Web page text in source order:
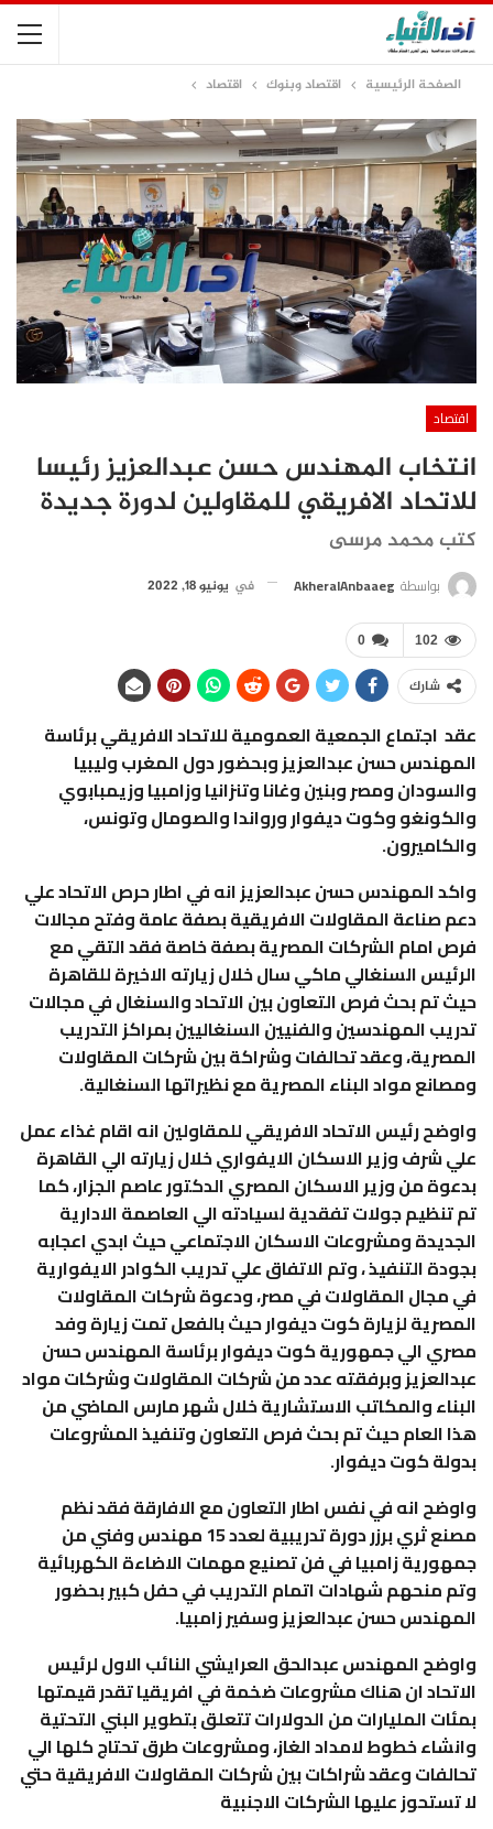
الصفحة الرئيسية اقتصاد وبنوك اقتصاد
اقتصاد
انتخاب المهندس حسن عبدالعزيز رئيسا
للاتحاد الافريقي للمقاولين لدورة جديدة
كتب محمد مرسى
بواسطة AkheralAnbaaeg في يونيو 18, 2022
0 102
شارك
عقد اجتماع الجمعية العمومية للاتحاد الافريقي برئاسة
المهندس حسن عبدالعزيز وبحضور دول المغرب وليبيا
والسودان ومصر وبنين وغانا وتنزانيا وزامبيا وزيمبابوي
والكونغو وكوت ديفوار ورواندا والصومال وتونس،
والكاميرون.
واكد المهندس حسن عبدالعزيز انه في اطار حرص الاتحاد علي
دعم صناعة المقاولات الافريقية بصفة عامة وفتح مجالات
فرص امام الشركات المصرية بصفة خاصة فقد التقي مع
الرئيس السنغالي ماكي سال خلال زيارته الاخيرة للقاهرة
حيث تم بحث فرص التعاون بين الاتحاد والسنغال في مجالات
تدريب المهندسين والفنيين السنغاليين بمراكز التدريب
المصرية، وعقد تحالفات وشراكة بين شركات المقاولات
ومصانع مواد البناء المصرية مع نظيراتها السنغالية.
واوضح رئيس الاتحاد الافريقي للمقاولين انه اقام غذاء عمل
علي شرف وزير الاسكان الايفواري خلال زيارته الي القاهرة
بدعوة من وزير الاسكان المصري الدكتور عاصم الجزار، كما
تم تنظيم جولات تفقدية لسيادته الي العاصمة الادارية
الجديدة ومشروعات الاسكان الاجتماعي حيث ابدي اعجابه
بجودة التنفيذ ، وتم الاتفاق علي تدريب الكوادر الايفوارية
في مجال المقاولات في مصر، ودعوة شركات المقاولات
المصرية لزيارة كوت ديفوار حيث بالفعل تمت زيارة وفد
مصري الي جمهورية كوت ديفوار برئاسة المهندس حسن
عبدالعزيز وبرفقته عدد من شركات المقاولات وشركات مواد
البناء والمكاتب الاستشارية خلال شهر مارس الماضي من
هذا العام حيث تم بحث فرص التعاون وتنفيذ المشروعات
بدولة كوت ديفوار.
واوضح انه في نفس اطار التعاون مع الافارقة فقد نظم
مصنع ثري برزر دورة تدريبية لعدد 15 مهندس وفني من
جمهورية زامبيا في فن تصنيع مهمات الاضاءة الكهربائية
وتم منحهم شهادات اتمام التدريب في حفل كبير بحضور
المهندس حسن عبدالعزيز وسفير زامبيا.
واوضح المهندس عبدالحق العرايشي النائب الاول لرئيس
الاتحاد ان هناك مشروعات ضخمة في افريقيا تقدر قيمتها
بمئات المليارات من الدولارات تتعلق بتطوير البني التحتية
وانشاء خطوط لامداد الغاز، ومشروعات طرق تحتاج كلها الي
تحالفات وعقد شراكات بين شركات المقاولات الافريقية حتي
لا تستحوز عليها الشركات الاجنبية